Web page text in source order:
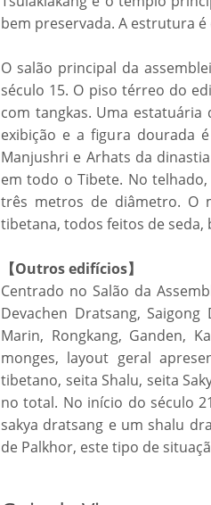
bem preservada. A estrutura
O salão principal da
século 15. O piso térreo do
com tangkas. Uma
exibição e a figura dourada
Manjushri e Arhats da
em todo o Tibete. No
três metros de diâmetro. O
tibetana, todos feitos de seda,
【Outros edifícios】
Centrado no Salão da
Devachen Dratsang,
Marin, Rongkang, Ganden,
monges, layout geral
tibetano, seita Shalu, seita
no total. No início do século
sakya dratsang e um shalu
de Palkhor, este tipo de